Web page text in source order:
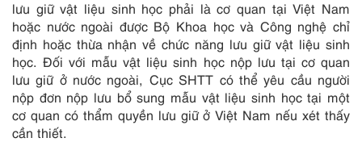
lưu giữ vật liệu sinh học phải là cơ quan tại Việt Nam
hoặc nước ngoài được Bộ Khoa học và Công nghệ chỉ
định hoặc thừa nhận về chức năng lưu giữ vật liệu sinh
học. Đối với mẫu vật liệu sinh học nộp lưu tại cơ quan
lưu giữ ở nước ngoài, Cục SHTT có thể yêu cầu người
nộp đơn nộp lưu bổ sung mẫu vật liệu sinh học tại một
cơ quan có thẩm quyền lưu giữ ở Việt Nam nếu xét thấy
cần thiết.